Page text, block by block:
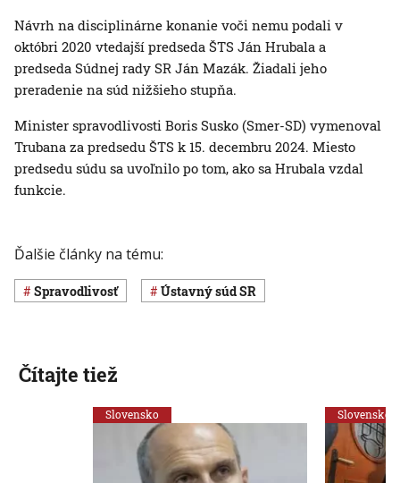
Návrh na disciplinárne konanie voči nemu podali v
októbri 2020 vtedajší predseda ŠTS Ján Hrubala a
predseda Súdnej rady SR Ján Mazák. Žiadali jeho
preradenie na súd nižšieho stupňa.
Minister spravodlivosti Boris Susko (Smer-SD) vymenoval
Trubana za predsedu ŠTS k 15. decembru 2024. Miesto
predsedu súdu sa uvoľnilo po tom, ako sa Hrubala vzdal
funkcie.
Ďalšie články na tému:
spravodlivosť Ústavný súd SR
Čítajte tiež
Slovensko Slovensko